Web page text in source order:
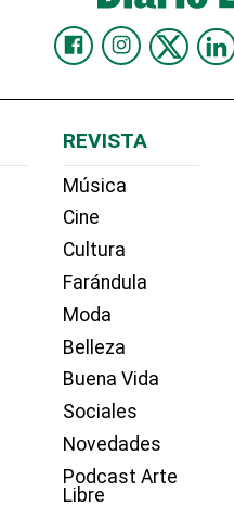
REVISTA
Música
Cine
Cultura
Farándula
Moda
Belleza
Buena Vida
Sociales
Novedades
Podcast Arte
Libre